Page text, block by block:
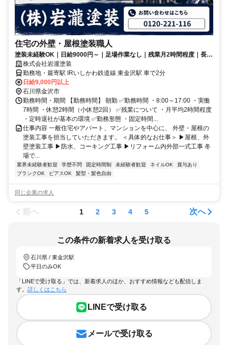
住宅の外壁・屋根塗装職人
塗装未経験OK｜日給9000円～｜足場作業なし｜残業月2時間程度｜長期
休暇あり｜現場は主に石川県
株式会社岩瀧塗装
勤務地・最寄駅 IRいしかわ鉄道線 東金沢駅 車で2分
日給9,000円以上
石川県金沢市
勤務時間・期間 【勤務時間】 朝勤 ✅勤務時間 ・8:00～17:00 ・実働
7時間 ・休憩2時間（小休憩2回） ✅残業について ・月平均2時間程度
・定時退社が基本の環境 ✅勤務形態 ・固定時間...
仕事内容 一般住宅やアパート、マンションを中心に、 外壁・屋根の
塗装工事を担当していただきます。 ＜具体的なお仕事＞ ▶屋根、外
壁塗装工事 ▶防水、コーキング工事 ▶リフォーム内外部一式工事 冬
場で...
業界未経験者歓迎 学歴不問 固定時間制 未経験者歓迎 ネイルOK
賞与あり
ブランクOK
ピアスOK 髪型・髪色自由
同じ企業の求人
前へ 1 2 3 4 5 次へ
この条件の新着求人を受け取る
石川県 / 東金沢駅
平日のみOK
「LINEで受け取る」では、新着求人のほか、おすすめ情報なども配信しま
す。 詳しくはこちら
LINEで受け取る
メールで受け取る